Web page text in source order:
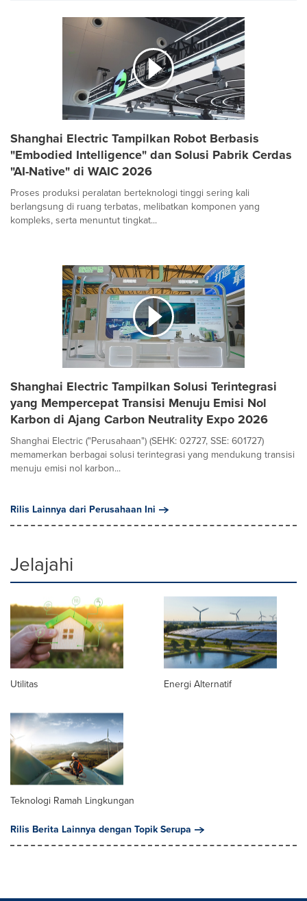
Shanghai Electric Tampilkan Robot Berbasis
"Embodied Intelligence" dan Solusi Pabrik Cerdas
"AI-Native" di WAIC 2026
Proses produksi peralatan berteknologi tinggi sering kali
berlangsung di ruang terbatas, melibatkan komponen yang
kompleks, serta menuntut tingkat...
Shanghai Electric Tampilkan Solusi Terintegrasi
yang Mempercepat Transisi Menuju Emisi Nol
Karbon di Ajang Carbon Neutrality Expo 2026
Shanghai Electric ("Perusahaan") (SEHK: 02727, SSE: 601727)
memamerkan berbagai solusi terintegrasi yang mendukung transisi
menuju emisi nol karbon...
Rilis Lainnya dari Perusahaan Ini
Jelajahi
Utilitas Energi Alternatif
Teknologi Ramah Lingkungan
Rilis Berita Lainnya dengan Topik Serupa